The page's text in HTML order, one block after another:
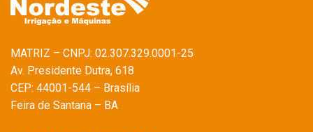
MATRIZ – CNPJ: 02.307.329.0001-25
Av. Presidente Dutra, 618
CEP: 44001-544 – Brasília
Feira de Santana – BA